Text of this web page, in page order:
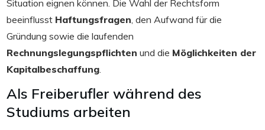
Situation eignen können. Die Wahl der Rechtsform
beeinflusst Haftungsfragen, den Aufwand für die
Gründung sowie die laufenden
Rechnungslegungspflichten und die Möglichkeiten der
Kapitalbeschaffung.
Als Freiberufler während des
Studiums arbeiten